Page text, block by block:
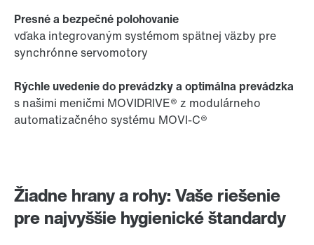
Žiadne hrany a rohy: Vaše riešenie
pre najvyššie hygienické štandardy
Presné a bezpečné polohovanie
vďaka integrovaným systémom spätnej väzby pre
synchrónne servomotory
Rýchle uvedenie do prevádzky a optimálna prevádzka
s našimi meničmi MOVIDRIVE® z modulárneho
automatizačného systému MOVI-C®